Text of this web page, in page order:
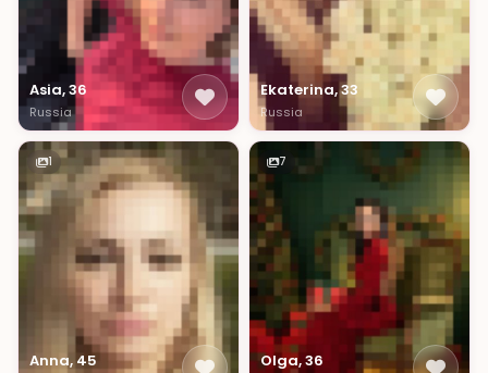
Asia, 36
Russia
Ekaterina, 33
Russia
1
Anna, 45
7
Olga, 36